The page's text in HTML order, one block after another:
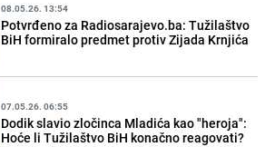
08.05.26. 13:54
Potvrđeno za Radiosarajevo.ba: Tužilaštvo
BiH formiralo predmet protiv Zijada Krnjića
07.05.26. 06:55
Dodik slavio zločinca Mladića kao "heroja":
Hoće li Tužilaštvo BiH konačno reagovati?